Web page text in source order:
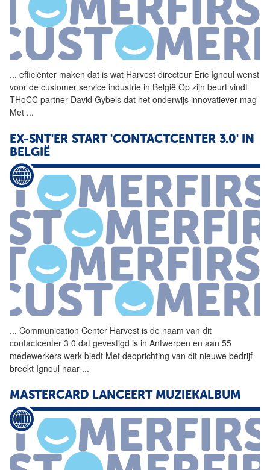
... efficiënter maken dat is wat Harvest directeur Eric Ignoul wenst
voor de customer service industrie in België Op zijn beurt vindt
THoCC partner David Gybels dat het onderwijs innovatiever mag
Met ...
EX-SNT'ER START 'CONTACTCENTER 3.0' IN
BELGIË
... Communication Center Harvest is de naam van dit
contactcenter 3 0 dat gevestigd is in Antwerpen en aan 55
medewerkers werk biedt Met deoprichting van dit nieuwe bedrijf
breekt Ignoul naar ...
MASTERCARD LANCEERT MUZIEKALBUM